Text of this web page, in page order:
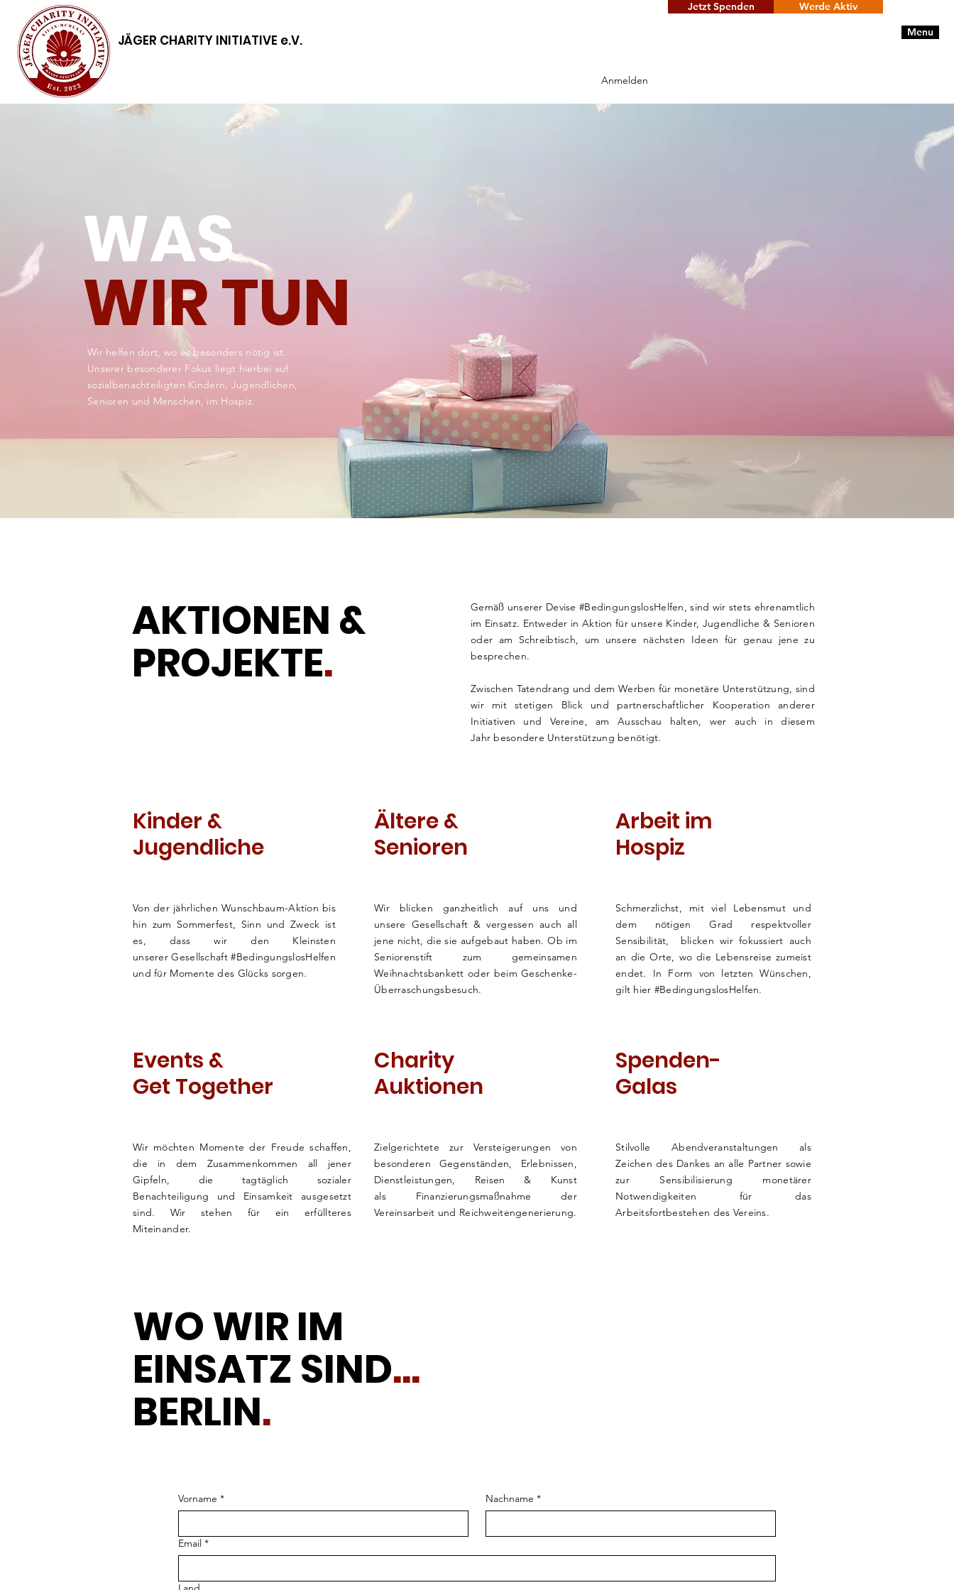
JÄGER CHARITY INITIATIVE e.V.
Anmelden
Werde Aktiv
Jetzt Spenden
Menu
WAS
WIR TUN
Wir helfen dort, wo es besonders nötig ist.
Unserer besonderer Fokus liegt hierbei auf
sozialbenachteiligten Kindern, Jugendlichen,
Senioren und Menschen, im Hospiz.
AKTIONEN &
PROJEKTE.
Gemäß unserer Devise #BedingungslosHelfen, sind wir stets ehrenamtlich
im Einsatz. Entweder in Aktion für unsere Kinder, Jugendliche & Senioren
oder am Schreibtisch, um unsere nächsten Ideen für genau jene zu
besprechen.
Zwischen Tatendrang und dem Werben für monetäre Unterstützung, sind
wir mit stetigen Blick und partnerschaftlicher Kooperation anderer
Initiativen und Vereine, am Ausschau halten, wer auch in diesem
Jahr besondere Unterstützung benötigt.
Kinder &
Jugendliche
Von der jährlichen Wunschbaum-Aktion bis
hin zum Sommerfest, Sinn und Zweck ist
es, dass wir den Kleinsten
unsererGesellschaft#BedingungslosHelfen
und für Momente des Glücks sorgen.
Ältere &
Senioren
Wir blicken ganzheitlich auf uns und
unsere Gesellschaft & vergessen auch all
jene nicht, die sie aufgebaut haben. Ob im
Seniorenstift zum gemeinsamen
Weihnachtsbankett oder beim Geschenke-
Überraschungsbesuch.
Events &
Get Together
Wir möchten Momente der Freude schaffen,
die in dem Zusammenkommen all jener
Gipfeln, die tagtäglich sozialer
Benachteiligung und Einsamkeit ausgesetzt
sind. Wir stehen für ein erfüllteres
Miteinander.
Charity
Auktionen
Zielgerichtete zur Versteigerungen von
besonderen Gegenständen, Erlebnissen,
Dienstleistungen, Reisen & Kunst
als Finanzierungsmaßnahme der
Vereinsarbeit und Reichweitengenerierung.
Arbeit im
Hospiz
Schmerzlichst, mit viel Lebensmut und
dem nötigen Grad respektvoller
Sensibilität, blicken wir fokussiert auch
an die Orte, wo die Lebensreise zumeist
endet. In Form von letzten Wünschen,
gilt hier #BedingungslosHelfen.
Spenden-
Galas
Stilvolle Abendveranstaltungen als
Zeichen des Dankes an alle Partner sowie
zur Sensibilisierung
monetärer
Notwendigkeiten für das
Arbeitsfortbestehen des Vereins.
WO WIR IM
EINSATZ SIND...
BERLIN.
Vorname * Nachname *
Email *